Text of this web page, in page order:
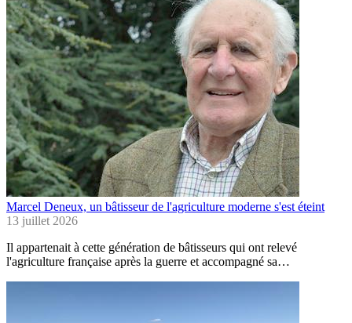
Marcel Deneux, un bâtisseur de l'agriculture moderne s'est éteint
13 juillet 2026
Il appartenait à cette génération de bâtisseurs qui ont relevé
l'agriculture française après la guerre et accompagné sa…